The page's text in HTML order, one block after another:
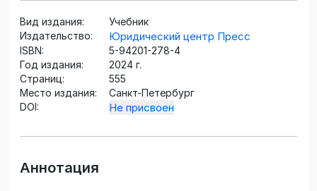
Вид издания:
Учебник
Издательство:
Юридический центр Пресс
ISBN:
5-94201-278-4
Год издания:
2024 г.
Страниц:
555
Место издания:
Санкт-Петербург
DOI:
Не присвоен
Аннотация